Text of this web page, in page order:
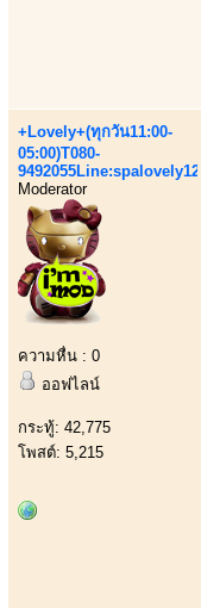
+Lovely+(ทุกวัน11:00-
05:00)T080-
9492055Line:spalovely123
Moderator
ความหื่น : 0
ออฟไลน์
กระทู้: 42,775
โพสต์: 5,215